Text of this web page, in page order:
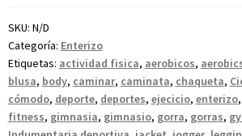
SKU: N/D
Categoría: Enterizo
Etiquetas: actividad fisica, aerobicos,
blusa, body, caminar, caminata, chaqueta,
cómodo, deporte, deportes, ejecicio, enterizo,
fitness, gimnasia, gimnasio, gorra, gorras,